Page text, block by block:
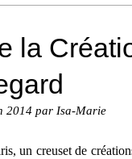
la
2014 par Isa-Marie
un creuset de